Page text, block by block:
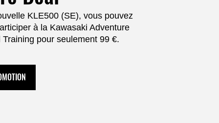
KLE500 (SE), vous pouvez
à la Kawasaki Adventure
pour seulement 99 €.